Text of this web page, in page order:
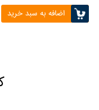
اضافه به سبد خرید